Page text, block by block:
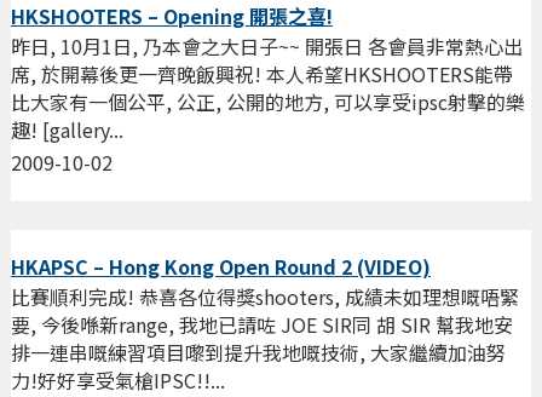
HKSHOOTERS – Opening 開張之喜!
2009-10-02
昨日, 10月1日, 乃本會之大日子~~ 開張日 各會員非常熱心出
席, 於開幕後更一齊晚飯興祝! 本人希望HKSHOOTERS能帶
比大家有一個公平, 公正, 公開的地方, 可以享受ipsc射擊的樂
趣! [gallery...
HKAPSC – Hong Kong Open Round 2 (VIDEO)
比賽順利完成! 恭喜各位得獎shooters, 成績未如理想嘅唔緊
要, 今後喺新range, 我地已請咗 JOE SIR同 胡 SIR 幫我地安
排一連串嘅練習項目嚟到提升我地嘅技術, 大家繼續加油努
力!好好享受氣槍IPSC!!...